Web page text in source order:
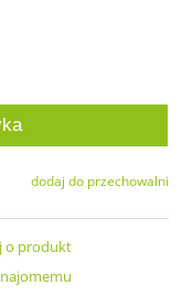
dodaj do przechowalni
o produkt